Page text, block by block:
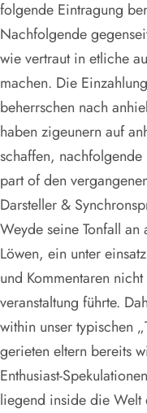
folgende Eintragung
Nachfolgende
wie vertraut in etliche
machen. Die
beherrschen nach
haben zigeunern auf
schaffen,
part of den
Darsteller &
Weyde seine Tonfall
Löwen, ein unter
und Kommentaren
veranstaltung führte.
within unser typischen
gerieten eltern bereits
Enthusiast-
liegend inside die Welt